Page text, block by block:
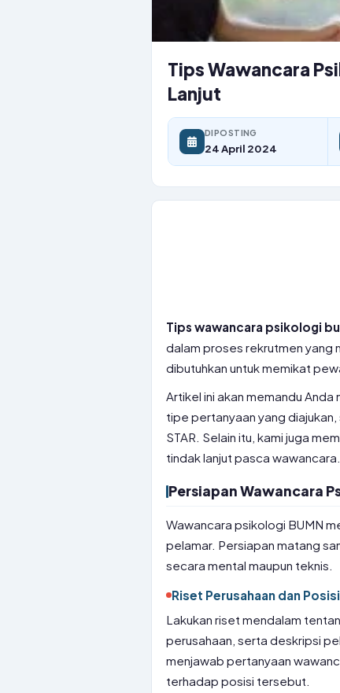
Tips Wawancara
Lanjut
DIPOSTING
24 April 2024
Tips wawancara psikologi
dalam proses rekrutmen yang
dibutuhkan untuk memikat
Artikel ini akan memandu
tipe pertanyaan yang
STAR. Selain itu, kami juga
tindak lanjut pasca wawancara.
Persiapan Wawancara
Wawancara psikologi BUMN
pelamar. Persiapan matang
secara mental maupun teknis.
Riset Perusahaan dan Posisi
Lakukan riset mendalam
perusahaan, serta deskripsi
menjawab pertanyaan
terhadap posisi tersebut.